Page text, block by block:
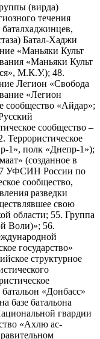
(вирда)
течения
Батал-Хаджи
«Маньяки Культ
«Маньяки Культ
М.К.У.); 48.
Легион «Свобода
«Легион
сообщество «Айдар»;
сообщество –
Террористическое
1», полк «Днепр-1»);
(созданное в
УФСИН России по
сообщество,
разведки
свою
области; 55. Группа
Воли)»; 56.
государство»
структурное
«Донбасс»
базе батальона
гвардии
«Ахлю ас-